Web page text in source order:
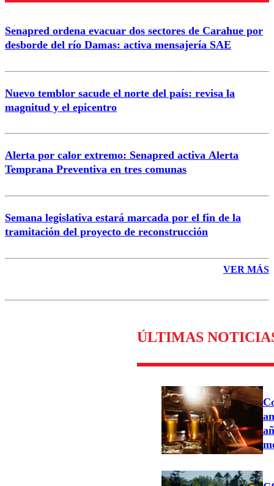
Correo
Senapred ordena evacuar dos sectores de Carahue por
desborde del río Damas: activa mensajería SAE
Nuevo temblor sacude el norte del país: revisa la
magnitud y el epicentro
Alerta por calor extremo: Senapred activa Alerta
Temprana Preventiva en tres comunas
Semana legislativa estará marcada por el fin de la
tramitación del proyecto de reconstrucción
VER MÁS
ÚLTIMAS